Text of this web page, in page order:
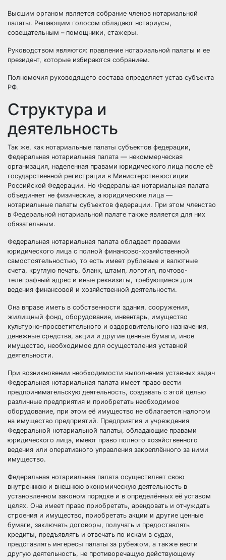
Высшим органом является собрание членов нотариальной
палаты. Решающим голосом обладают нотариусы,
совещательным – помощники, стажеры.
Руководством являются: правление нотариальной палаты и ее
президент, которые избираются собранием.
Полномочия руководящего состава определяет устав субъекта
РФ.
Структура и
деятельность
Так же, как нотариальные палаты субъектов федерации,
Федеральная нотариальная палата — некоммерческая
организация, наделенная правами юридического лица после её
государственной регистрации в Министерстве юстиции
Российской Федерации. Но Федеральная нотариальная палата
объединяет не физические, а юридические лица —
нотариальные палаты субъектов федерации. При этом членство
в Федеральной нотариальной палате также является для них
обязательным.
Федеральная нотариальная палата обладает правами
юридического лица с полной финансово-хозяйственной
самостоятельностью, то есть имеет рублевые и валютные
счета, круглую печать, бланк, штамп, логотип, почтово-
телеграфный адрес и иные реквизиты, требующиеся для
ведения финансовой и хозяйственной деятельности.
Она вправе иметь в собственности здания, сооружения,
жилищный фонд, оборудование, инвентарь, имущество
культурно-просветительного и оздоровительного назначения,
денежные средства, акции и другие ценные бумаги, иное
имущество, необходимое для осуществления уставной
деятельности.
При возникновении необходимости выполнения уставных задач
Федеральная нотариальная палата имеет право вести
предпринимательскую деятельность, создавать с этой целью
различные предприятия и приобретать необходимое
оборудование, при этом её имущество не облагается налогом
на имущество предприятий. Предприятия и учреждения
Федеральной нотариальной палаты, обладающие правами
юридического лица, имеют право полного хозяйственного
ведения или оперативного управления закреплённого за ними
имущество.
Федеральная нотариальная палата осуществляет свою
внутреннюю и внешнюю экономическую деятельность в
установленном законом порядке и в определённых её уставом
целях. Она имеет право приобретать, арендовать и отчуждать
строения и имущество, приобретать акции и другие ценные
бумаги, заключать договоры, получать и предоставлять
кредиты, предъявлять и отвечать по искам в судах,
представлять интересы палаты за рубежом, а также вести
другую деятельность, не противоречащую действующему